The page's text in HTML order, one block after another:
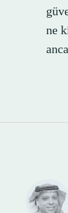
ne